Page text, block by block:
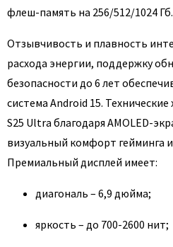
флеш-память на 256/512/1024 Гб.
Отзывчивость и плавность
расхода энергии, поддержку
безопасности до 6 лет
система Android 15.
S25 Ultra благодаря AMOLED-
визуальный комфорт гейминга
Премиальный дисплей имеет:
диагональ – 6,9 дюйма;
яркость – до 700-2600 нит;